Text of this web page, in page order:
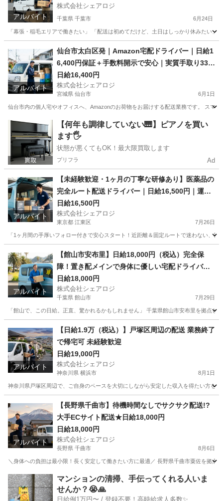
アルバイト
株式会社シェアロジ
千葉県 千葉市 6月24日
「幕張・稲毛エリアで働きたい」 「配送は初めてだけど、土日はしっかり休みたい
ドライバー 土日
アルバイト
仙台市太白区発｜Amazon宅配ドライバー｜日給1
6,400円保証＋手数料開示で安心｜実質手取り33.3
万〜｜3名募集
日給16,400円
株式会社シェアロジ
宮城県 仙台市 6月1日
仙台市内の個人宅やオフィスへ、Amazonのお荷物をお届けする配送業務です。 スマ
宮城 仙台市 ドライバー 手数料
【何年も調律していない🎹】ピアノを買い
ます🖐️
状態が悪くてもOK！最大限買取します
プリフラ Ad
アルバイト
【未経験歓迎・1ヶ月の丁寧な研修あり】医薬品の
完全ルート配送ドライバー｜日給16,500円｜運転
距離は毎日50km前後と少なめ！｜江東区辰巳発
日給16,500円
株式会社シェアロジ
東京都 江東区 7月26日
「1ヶ月間の手厚いフォロー付きで安心スタート！近距離＆固定ルートで迷わない、
ドライバー 荷物
アルバイト
【館山市安布里】日給18,000円（税込）完全保
障！置き配メインで身体に優しい宅配ドライバー
｜早上がりでも日給全額支給・シニア活躍中
日給18,000円
株式会社シェアロジ
千葉県 館山市 7月29日
「館山で、この日給。正直、驚かれるかもしれません」 千葉県館山市安布里を拠点
ドライバー 置き配
アルバイト
【日給1.9万（税込）】戸塚区周辺の配送 業務終了
で帰宅可 未経験歓迎
日給19,000円
株式会社シェアロジ
神奈川県 横浜市 8月1日
神奈川県戸塚区周辺で、ご自身のペースを大切にしながら安定した収入を得たい方を
ドライバー 業務
アルバイト
【長野県千曲市】待機時間なしでサクサク配送!?
大手ECサイト配送★日給18,000円
日給18,000円
株式会社シェアロジ
長野県 千曲市 8月6日
＼身体への負担は最小限！長く安定して働きたい方に最適／ 長野県千曲市粟佐を拠
長野 千曲市 ドライバー 置き配
マンションの清掃、手伝ってくれる人いま
せんか？😭🙏
日給例1万円〜 / 登録不要！高時給求人多数✨